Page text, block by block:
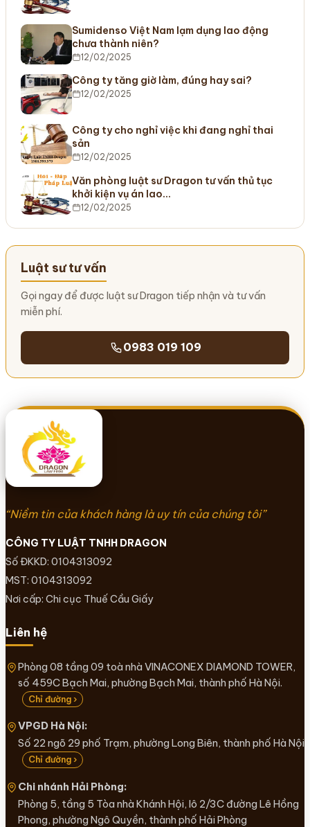
Sumidenso Việt Nam lạm dụng lao động
chưa thành niên?
12/02/2025
Công ty tăng giờ làm, đúng hay sai?
12/02/2025
Công ty cho nghỉ việc khi đang nghỉ thai
sản
12/02/2025
Văn phòng luật sư Dragon tư vấn thủ tục
khởi kiện vụ án lao…
12/02/2025
Luật sư tư vấn
Gọi ngay để được luật sư Dragon tiếp nhận và tư vấn
miễn phí.
0983 019 109
“Niềm tin của khách hàng là uy tín của chúng tôi”
CÔNG TY LUẬT TNHH DRAGON
Số ĐKKD: 0104313092
MST: 0104313092
Nơi cấp: Chi cục Thuế Cầu Giấy
Liên hệ
Phòng 08 tầng 09 toà nhà VINACONEX DIAMOND TOWER,
số 459C Bạch Mai, phường Bạch Mai, thành phố Hà Nội.
Chỉ đường ›
VPGD Hà Nội:
Số 22 ngõ 29 phố Trạm, phường Long Biên, thành phố Hà Nội
Chỉ đường ›
Chi nhánh Hải Phòng:
Phòng 5, tầng 5 Tòa nhà Khánh Hội, lô 2/3C đường Lê Hồng
Phong, phường Ngô Quyền, thành phố Hải Phòng